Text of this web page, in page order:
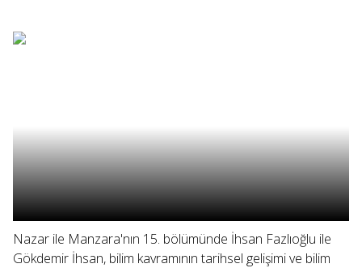
Nazar ile Manzara'nın 15. bölümünde İhsan Fazlıoğlu ile
Gökdemir İhsan, bilim kavramının tarihsel gelişimi ve bilim